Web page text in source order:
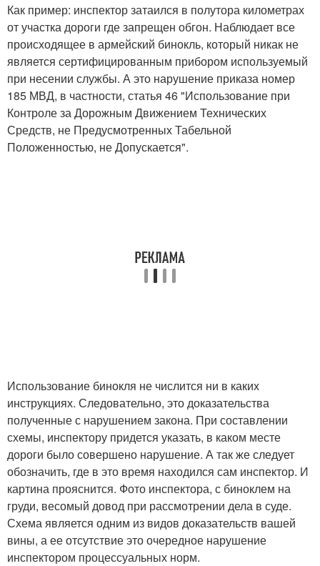
Как пример: инспектор затаился в полутора километрах
от участка дороги где запрещен обгон. Наблюдает все
происходящее в армейский бинокль, который никак не
является сертифицированным прибором используемый
при несении службы. А это нарушение приказа номер
185 МВД, в частности, статья 46 "Использование при
Контроле за Дорожным Движением Технических
Средств, не Предусмотренных Табельной
Положенностью, не Допускается".
Использование бинокля не числится ни в каких
инструкциях. Следовательно, это доказательства
полученные с нарушением закона. При составлении
схемы, инспектору придется указать, в каком месте
дороги было совершено нарушение. А так же следует
обозначить, где в это время находился сам инспектор. И
картина прояснится. Фото инспектора, с биноклем на
груди, весомый довод при рассмотрении дела в суде.
Схема является одним из видов доказательств вашей
вины, а ее отсутствие это очередное нарушение
инспектором процессуальных норм.